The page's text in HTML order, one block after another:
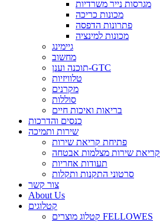
מגרסות נייר משרדיות
מכונות כריכה
פתרונות הדפסה
מכונות למינציה
גיימינג
מחשוב
תוכנה וענן-GTC
טלוויזיות
מקרנים
סוללות
בריאות ואיכות חיים
כנסים והדרכות
שירות ותמיכה
פתיחת קריאת שירות
תעודות אחריות
סרטוני התקנות ותקלות
צור קשר
About Us
קטלוגים
קטלוג מוצרים FELLOWES